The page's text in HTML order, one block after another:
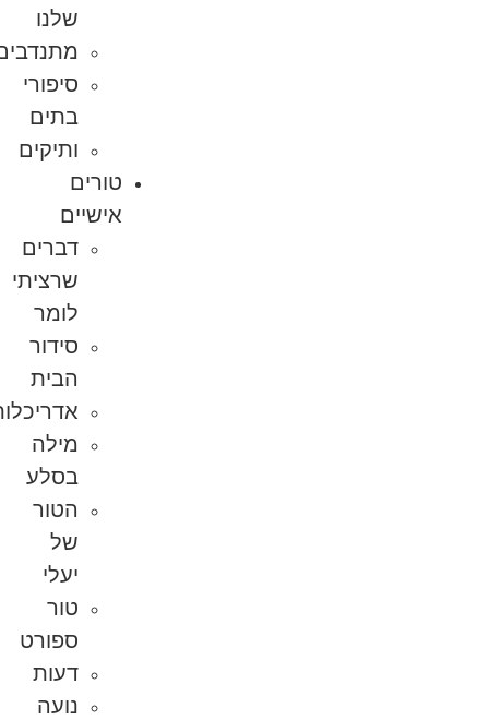
שלנו
מתנדבים
סיפורי
בתים
ותיקים
טורים
אישיים
דברים
שרציתי
לומר
סידור
הבית
אדריכלות
מילה
בסלע
הטור
טור
ספורט
דעות
נועה